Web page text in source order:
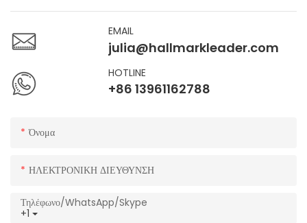
EMAIL
julia@hallmarkleader.com
HOTLINE
+86 13961162788
Όνομα
ΗΛΕΚΤΡΟΝΙΚΗ ΔΙΕΥΘΥΝΣΗ
+1
Τηλέφωνο/WhatsApp/Skype